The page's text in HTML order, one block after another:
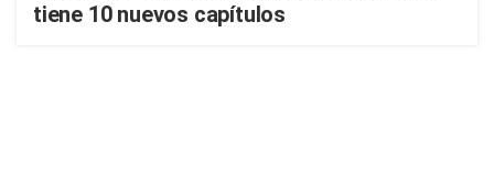
tiene 10 nuevos capítulos